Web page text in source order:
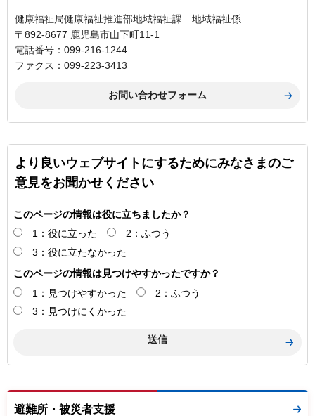
健康福祉局健康福祉推進部地域福祉課 地域福祉係
〒892-8677 鹿児島市山下町11-1
電話番号：099-216-1244
ファクス：099-223-3413
より良いウェブサイトにするためにみなさまのご
意見をお聞かせください
このページの情報は役に立ちましたか？
1：役に立った
2：ふつう
3：役に立たなかった
このページの情報は見つけやすかったですか？
1：見つけやすかった
2：ふつう
3：見つけにくかった
避難所・被災者支援